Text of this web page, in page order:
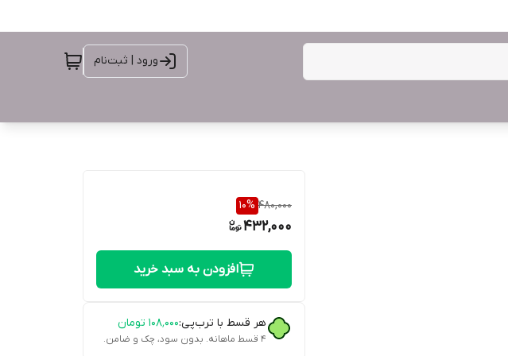
ورود | ثبت‌نام
480,000
10%
432,000
افزودن به سبد خرید
هر قسط با ترب‌پی:۱۰۸٬۰۰۰ تومان
۴ قسط ماهانه. بدون سود، چک و ضامن.